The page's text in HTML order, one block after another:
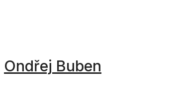
Ondřej Buben